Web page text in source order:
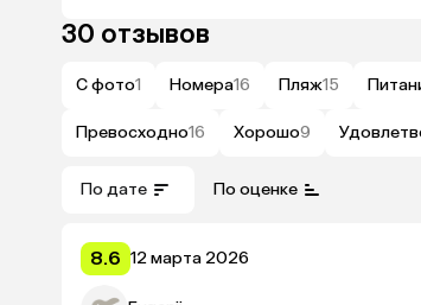
30 отзывов
С фото1 Номера16 Пляж15
Превосходно16 Хорошо9
По дате По оценке
8.6 12 марта 2026